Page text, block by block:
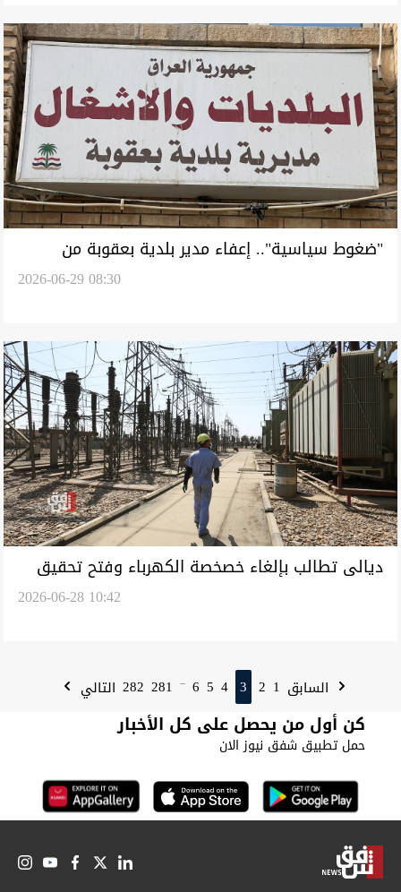
"ضغوط سياسية".. إعفاء مدير بلدية بعقوبة من
2026-06-29 08:30
ديالى تطالب بإلغاء خصخصة الكهرباء وفتح تحقيق
2026-06-28 10:42
السابق 1
2
3
4
5
6
...
281
282 التالي
كن أول من يحصل على كل الأخبار
حمل تطبيق شفق نيوز الان